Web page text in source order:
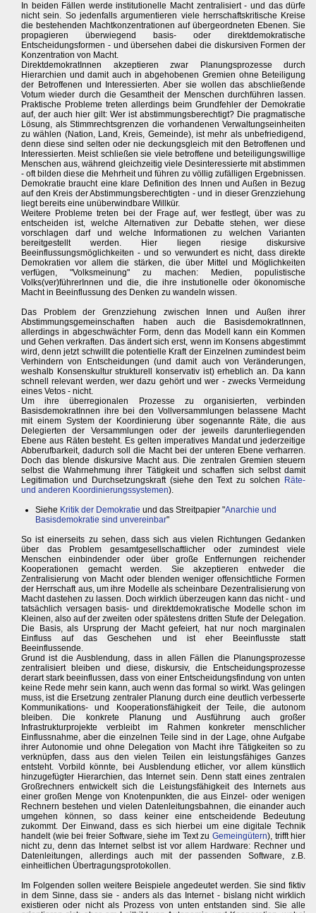
In beiden Fällen werde institutionelle Macht zentralisiert - und das dürfe
nicht sein. So jedenfalls argumentieren viele herrschaftskritische Kreise
die bestehenden Machtkonzentrationen auf übergeordneten Ebenen. Sie
propagieren überwiegend basis- oder direktdemokratische
Entscheidungsformen - und übersehen dabei die diskursiven Formen der
Konzentration von Macht.
DirektdemokratInnen akzeptieren zwar Planungsprozesse durch
Hierarchien und damit auch in abgehobenen Gremien ohne Beteiligung
der Betroffenen und Interessierten. Aber sie wollen das abschließende
Votum wieder durch die Gesamtheit der Menschen durchführen lassen.
Praktische Probleme treten allerdings beim Grundfehler der Demokratie
auf, der auch hier gilt: Wer ist abstimmungsberechtigt? Die pragmatische
Lösung, als Stimmrechtsgrenzen die vorhandenen Verwaltungseinheiten
zu wählen (Nation, Land, Kreis, Gemeinde), ist mehr als unbefriedigend,
denn diese sind selten oder nie deckungsgleich mit den Betroffenen und
Interessierten. Meist schließen sie viele betroffene und beteiligungswillige
Menschen aus, während gleichzeitig viele Desinteressierte mit abstimmen
- oft bilden diese die Mehrheit und führen zu völlig zufälligen Ergebnissen.
Demokratie braucht eine klare Definition des Innen und Außen in Bezug
auf den Kreis der Abstimmungsberechtigten - und in dieser Grenzziehung
liegt bereits eine unüberwindbare Willkür.
Weitere Probleme treten bei der Frage auf, wer festlegt, über was zu
entscheiden ist, welche Alternativen zur Debatte stehen, wer diese
vorschlagen darf und welche Informationen zu welchen Varianten
bereitgestellt werden. Hier liegen riesige diskursive
Beeinflussungsmöglichkeiten - und so verwundert es nicht, dass direkte
Demokratien vor allem die stärken, die über Mittel und Möglichkeiten
verfügen, "Volksmeinung" zu machen: Medien, populistische
Volks(ver)führerInnen und die, die ihre instutionelle oder ökonomische
Macht in Beeinflussung des Denken zu wandeln wissen.
Das Problem der Grenzziehung zwischen Innen und Außen ihrer
Abstimmungsgemeinschaften haben auch die BasisdemokratInnen,
allerdings in abgeschwächter Form, denn das Modell kann ein Kommen
und Gehen verkraften. Das ändert sich erst, wenn im Konsens abgestimmt
wird, denn jetzt schwillt die potentielle Kraft der Einzelnen zumindest beim
Verhindern von Entscheidungen (und damit auch von Veränderungen,
weshalb Konsenskultur strukturell konservativ ist) erheblich an. Da kann
schnell relevant werden, wer dazu gehört und wer - zwecks Vermeidung
eines Vetos - nicht.
Um ihre überregionalen Prozesse zu organisierten, verbinden
BasisdemokratInnen ihre bei den Vollversammlungen belassene Macht
mit einem System der Koordinierung über sogenannte Räte, die aus
Delegierten der Versammlungen oder der jeweils darunterliegenden
Ebene aus Räten besteht. Es gelten imperatives Mandat und jederzeitige
Abberufbarkeit, dadurch soll die Macht bei der unteren Ebene verharren.
Doch das blende diskursive Macht aus. Die zentralen Gremien steuern
selbst die Wahrnehmung ihrer Tätigkeit und schaffen sich selbst damit
Legitimation und Durchsetzungskraft (siehe den Text zu solchen
Räte-
und anderen Koordinierungssystemen).
Siehe Kritik der Demokratie und das Streitpapier "Anarchie und
Basisdemokratie sind unvereinbar"
So ist einerseits zu sehen, dass sich aus vielen Richtungen Gedanken
über das Problem gesamtgesellschaftlicher oder zumindest viele
Menschen einbindender oder über große Entfernungen reichender
Kooperationen gemacht werden. Sie akzeptieren entweder die
Zentralisierung von Macht oder blenden weniger offensichtliche Formen
der Herrschaft aus, um ihre Modelle als scheinbare Dezentralisierung von
Macht dastehen zu lassen. Doch wirklich überzeugen kann das nicht - und
tatsächlich versagen basis- und direktdemokratische Modelle schon im
Kleinen, also auf der zweiten oder spätestens dritten Stufe der Delegation.
Die Basis, als Ursprung der Macht gefeiert, hat nur noch marginalen
Einfluss auf das Geschehen und ist eher Beeinflusste statt
Beeinflussende.
Grund ist die Ausblendung, dass in allen Fällen die Planungsprozesse
zentralisiert bleiben und diese, diskursiv, die Entscheidungsprozesse
derart stark beeinflussen, dass von einer Entscheidungsfindung von unten
keine Rede mehr sein kann, auch wenn das formal so wirkt. Was gelingen
muss, ist die Ersetzung zentraler Planung durch eine deutlich verbesserte
Kommunikations- und Kooperationsfähigkeit der Teile, die autonom
bleiben. Die konkrete Planung und Ausführung auch großer
Infrastrukturprojekte verbleibt im Rahmen konkreter menschlicher
Einflussnahme, aber die einzelnen Teile sind in der Lage, ohne Aufgabe
ihrer Autonomie und ohne Delegation von Macht ihre Tätigkeiten so zu
verknüpfen, dass aus den vielen Teilen ein leistungsfähiges Ganzes
entsteht. Vorbild könnte, bei Ausblendung etlicher, vor allem künstlich
hinzugefügter Hierarchien, das Internet sein. Denn statt eines zentralen
Großrechners entwickelt sich die Leistungsfähigkeit des Internets aus
einer großen Menge von Knotenpunkten, die aus Einzel- oder wenigen
Rechnern bestehen und vielen Datenleitungsbahnen, die einander auch
umgehen können, so dass keiner eine entscheidende Bedeutung
zukommt. Der Einwand, dass es sich hierbei um eine digitale Technik
handelt (wie bei freier Software, siehe im Text zu Gemeingütern), trifft hier
nicht zu, denn das Internet selbst ist vor allem Hardware: Rechner und
Datenleitungen, allerdings auch mit der passenden Software, z.B.
einheitlichen Übertragungsprotokollen.
Im Folgenden sollen weitere Beispiele angedeutet werden. Sie sind fiktiv
in dem Sinne, dass sie - anders als das Internet - bislang nicht wirklich
existieren oder nicht als Prozess von unten entstanden sind. Sie alle